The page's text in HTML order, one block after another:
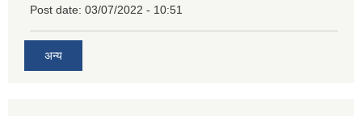
Post date: 03/07/2022 - 10:51
अन्य